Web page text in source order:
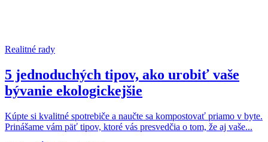
Realitné rady
5 jednoduchých tipov, ako urobiť vaše
bývanie ekologickejšie
Kúpte si kvalitné spotrebiče a naučte sa kompostovať priamo v byte.
Prinášame vám päť tipov, ktoré vás presvedčia o tom, že aj vaše...